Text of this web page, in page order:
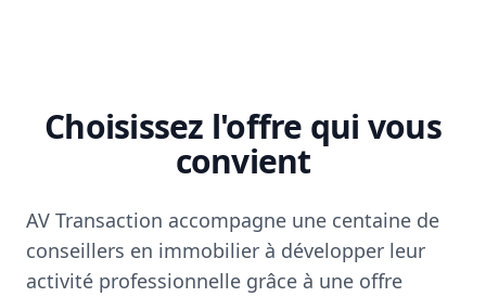
Choisissez l'offre qui vous
convient
AV Transaction accompagne une centaine de
conseillers en immobilier à développer leur
activité professionnelle grâce à une offre